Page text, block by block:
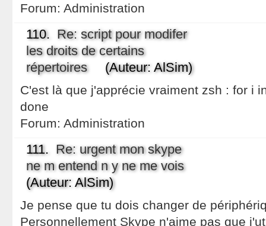
Forum: Administration
110. Re: script pour modifer
les droits de certains
répertoires(Auteur: AlSim)
C'est là que j'apprécie vraiment zsh : for i
done
Forum: Administration
111. Re: urgent mon skype
ne m entend n y ne me vois
(Auteur: AlSim)
Je pense que tu dois changer de
Personnellement Skype n'aime pas que